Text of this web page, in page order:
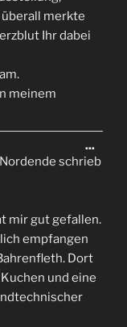
überall merkte
Ihr dabei
meinem
schrieb
mir gut gefallen.
empfangen
Dort
und eine
...Diese
ein-/